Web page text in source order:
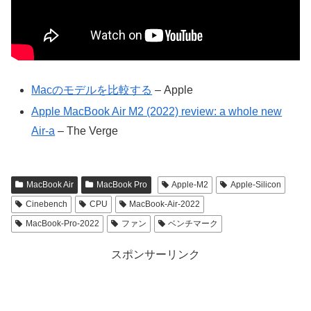
Macのモデルを比較する – Apple
Apple MacBook Air M2 (2022) review: a whole new
Air-a – The Verge
MacBook Air MacBook Pro Apple-M2
Apple-Silicon
Cinebench
CPU
MacBook-Air-2022
MacBook-Pro-2022
ファン ベンチマーク
スポンサーリンク